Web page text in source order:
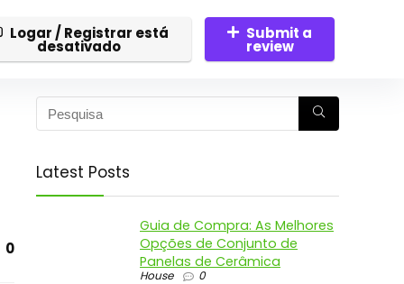
Logar / Registrar está
desativado
Submit a
review
0
Latest Posts
Guia de Compra: As Melhores
Opções de Conjunto de
Panelas de Cerâmica
House 0